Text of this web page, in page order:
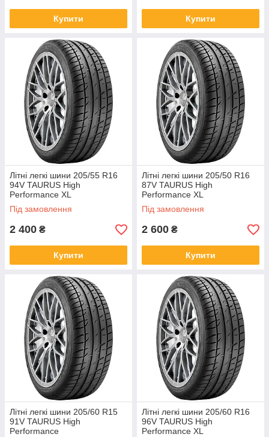
Купити Купити
Літні легкі шини 205/55 R16
94V TAURUS High
Performance XL
Під замовлення
2 400 ₴
Купити
Літні легкі шини 205/50 R16
87V TAURUS High
Performance XL
Під замовлення
2 600 ₴
Купити
Літні легкі шини 205/60 R15
91V TAURUS High
Performance
Літні легкі шини 205/60 R16
96V TAURUS High
Performance XL